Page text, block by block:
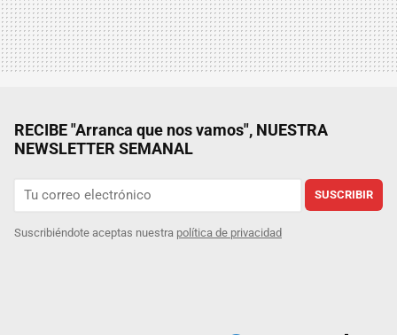
RECIBE "Arranca que nos vamos", NUESTRA
NEWSLETTER SEMANAL
SUSCRIBIR
Suscribiéndote aceptas nuestra política de privacidad